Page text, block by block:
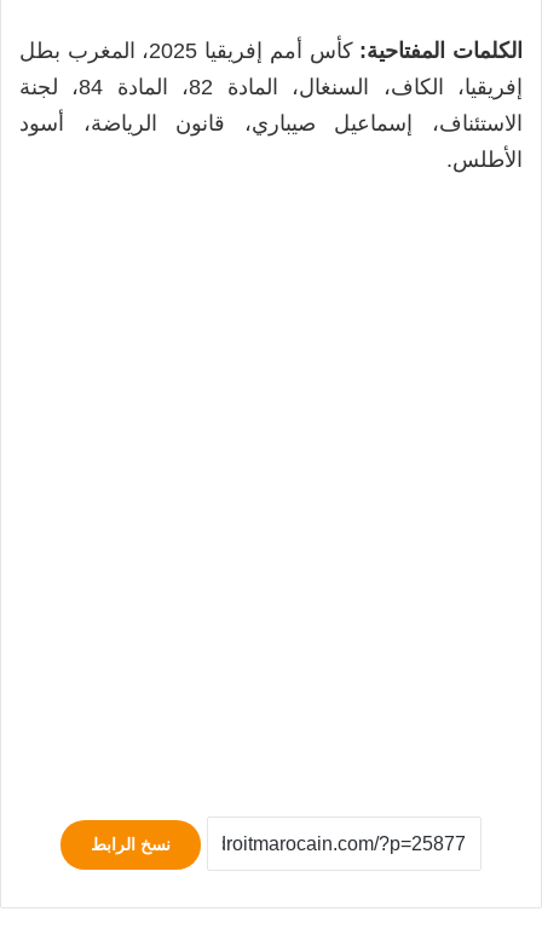
الكلمات المفتاحية:
كأس أمم إفريقيا 2025، المغرب بطل
إفريقيا، الكاف، السنغال، المادة 82، المادة 84، لجنة
الاستئناف، إسماعيل صيباري، قانون الرياضة، أسود
الأطلس.
نسخ الرابط